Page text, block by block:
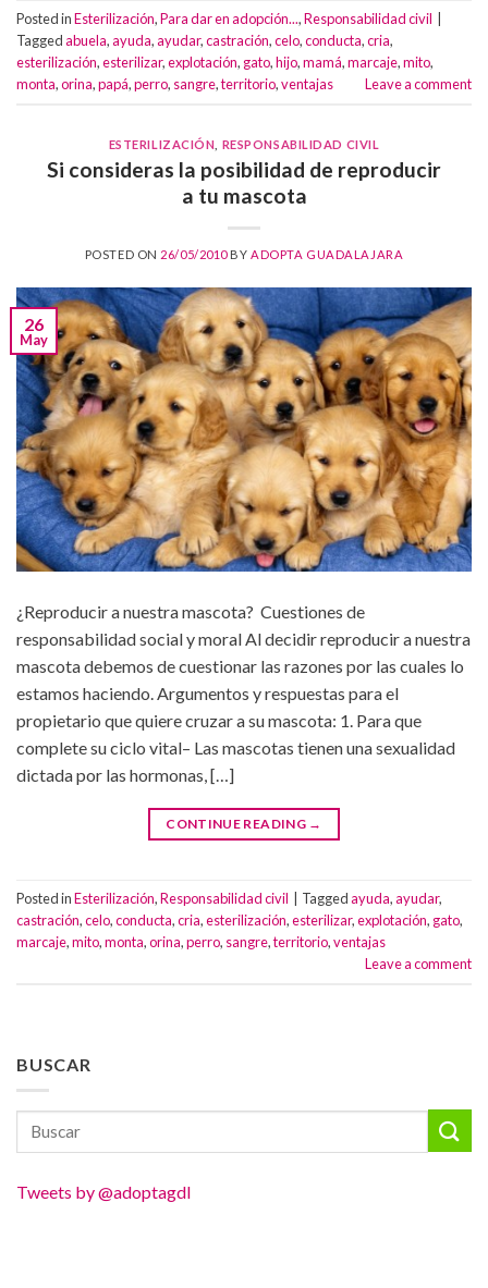
Posted inEsterilización,Para dar en adopción...,Responsabilidad civil
Taggedabuela,ayuda,ayudar,castración,celo,conducta,cria,
esterilización,esterilizar,explotación, gato,hijo,mamá,marcaje,mito,
monta,orina,papá,perro, sangre,territorio,ventajas Leave a comment
ESTERILIZACIÓN RESPONSABILIDAD CIVIL
Si consideras la posibilidad de reproducir
a tu mascota
POSTED ON 26/05/2010BYADOPTA GUADALAJARA
26
May
¿Reproducir a nuestra mascota? Cuestiones de
responsabilidad social y moral Al decidir reproducir a nuestra
mascota debemos de cuestionar las razones por las cuales lo
estamos haciendo. Argumentos y respuestas para el
propietario que quiere cruzar a su mascota: 1. Para que
complete su ciclo vital– Las mascotas tienen una sexualidad
dictada por las hormonas, […]
CONTINUE READING →
Posted inEsterilización,Responsabilidad civil Taggedayuda,ayudar,
castración,celo,conducta,cria,esterilización,esterilizar,explotación, gato,
marcaje,mito,monta,orina,perro, sangre,territorio,ventajas
Leave a comment
BUSCAR
Tweets by @adoptagdl